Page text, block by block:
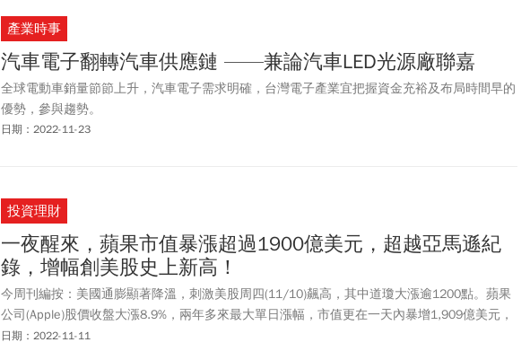
產業時事
汽車電子翻轉汽車供應鏈 ——兼論汽車LED光源廠聯嘉
全球電動車銷量節節上升，汽車電子需求明確，台灣電子產業宜把握資金充裕及布局時間早的
優勢，參與趨勢。
日期：2022-11-23
投資理財
一夜醒來，蘋果市值暴漲超過1900億美元，超越亞馬遜紀
錄，增幅創美股史上新高！
今周刊編按：美國通膨顯著降溫，刺激美股周四(11/10)飆高，其中道瓊大漲逾1200點。蘋果
公司(Apple)股價收盤大漲8.9%，兩年多來最大單日漲幅，市值更在一天內暴增1,909億美元，
超越亞馬遜2月創下1908億美元的單日市值增幅紀錄。此外，微軟股價也上漲8.2%，市值增加
日期：2022-11-11